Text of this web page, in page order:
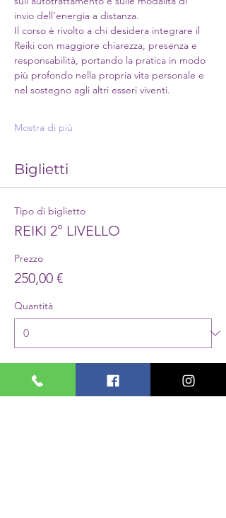
invio dell’energia a distanza.
Il corso è rivolto a chi desidera integrare il
Reiki con maggiore chiarezza, presenza e
responsabilità, portando la pratica in modo
più profondo nella propria vita personale e
nel sostegno agli altri esseri viventi.
Mostra di più
Biglietti
Tipo di biglietto
REIKI 2° LIVELLO
Prezzo
250,00 €
Quantità
Totale 0,00 €